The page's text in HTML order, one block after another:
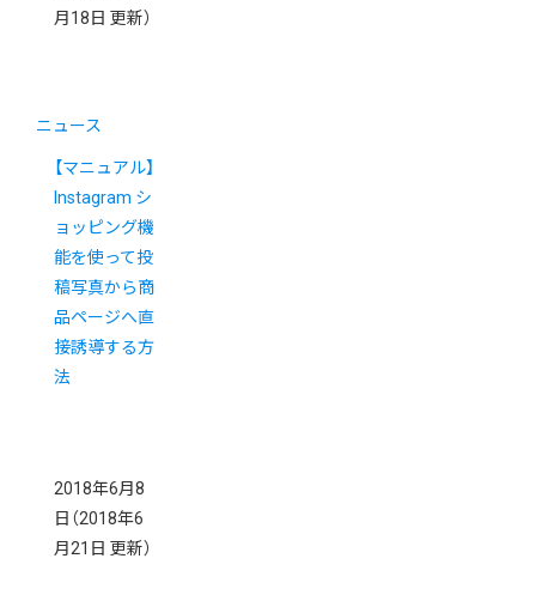
月18日 更新）
ニュース
【マニュアル】
Instagram シ
ョッピング機
能を使って投
稿写真から商
品ページへ直
接誘導する方
法
2018年6月8
日 （2018年6
月21日 更新）